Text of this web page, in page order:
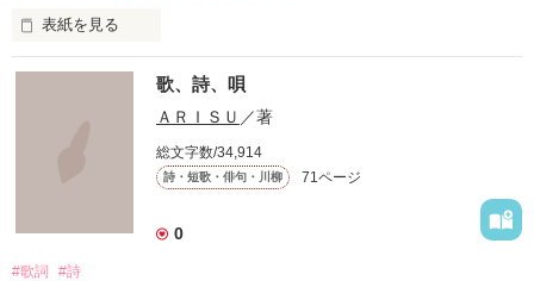
道は、浅く
無知を振りかざして
表紙を見る
満たされることのない
絶えず支配し続けては
歌、詩、唄
ＡＲＩＳＵ ／著
総文字数/34,914
詩・短歌・俳句・川柳 71ページ
0
#歌詞 #詩